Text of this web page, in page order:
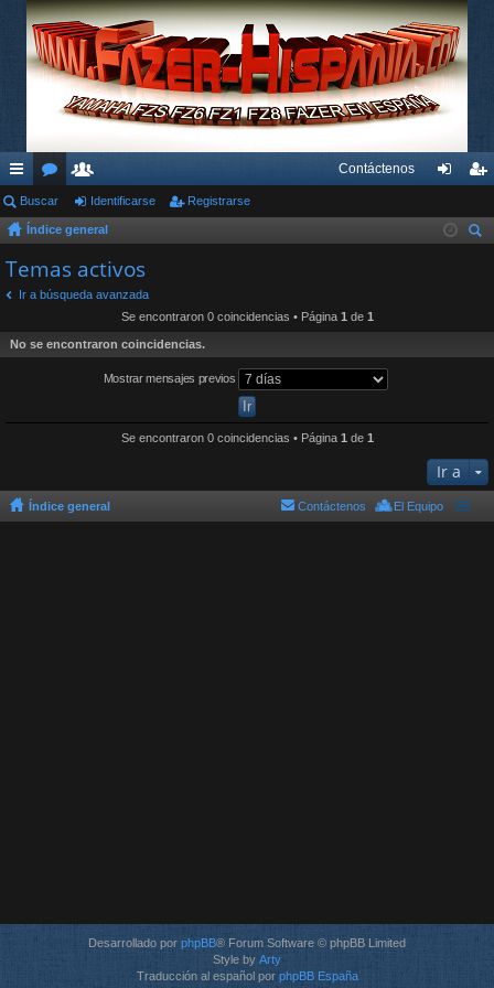
nl
ac
es
rá
or
os
su
ari
os
Contáctenos
nti ist
Buscar Identificarse Registrarse
Índice general
Temas activos
Ir a búsqueda avanzada
Se encontraron 0 coincidencias • Página 1 de 1
No se encontraron coincidencias.
Mostrar mensajes previos
Se encontraron 0 coincidencias • Página 1 de 1
Ir a
Índice general El Equipo
Contáctenos
Desarrollado por phpBB® Forum Software © phpBB Limited
Style by Arty
Traducción al español por phpBB España